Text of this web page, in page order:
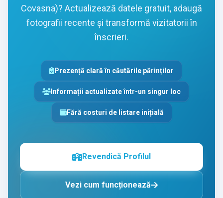
Covasna)? Actualizează datele gratuit, adaugă
fotografii recente și transformă vizitatorii în
înscrieri.
Prezență clară în căutările părinților
Informații actualizate într-un singur loc
Fără costuri de listare inițială
Revendică Profilul
Vezi cum funcționează